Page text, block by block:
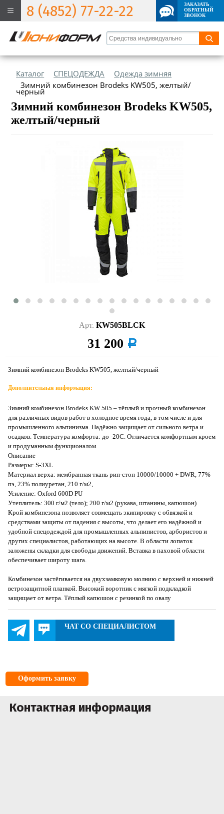
8 (4852) 77-22-22
ЗАКАЗАТЬ
ОБРАТНЫЙ
ЗВОНОК
Каталог СПЕЦОДЕЖДА
Одежда зимняя
Зимний комбинезон Brodeks KW505, желтый/
черный
Зимний комбинезон Brodeks KW505,
желтый/черный
Арт. KW505BLCK
31 200 a
Зимний комбинезон Brodeks KW505, желтый/черный
Дополнительная информация:
Зимний комбинезон Brodeks KW 505 – тёплый и прочный комбинезон
для различных видов работ в холодное время года, в том числе и для
промышленного альпинизма. Надёжно защищает от сильного ветра и
осадков. Температура комфорта: до -20С. Отличается комфортным кроем
и продуманным функционалом.
Описание
Размеры: S-3XL
Материал верха: мембранная ткань рип-стоп 10000/10000 + DWR, 77%
пэ, 23% полиуретан, 210 г/м2,
Усиление: Oxford 600D PU
Утеплитель: 300 г/м2 (тело); 200 г/м2 (рукава, штанины, капюшон)
Крой комбинезона позволяет совмещать экипировку с обвязкой и
средствами защиты от падения с высоты, что делает его надёжной и
удобной спецодеждой для промышленных альпинистов, арбористов и
других специалистов, работающих на высоте. В области лопаток
заложены складки для свободы движений. Вставка в паховой области
обеспечивает широту шага.
Комбинезон застёгивается на двухзамковую молнию с верхней и нижней
ветрозащитной планкой. Высокий воротник с мягкой подкладкой
защищает от ветра. Тёплый капюшон с резинкой по овалу
ЧАТ СО СПЕЦИАЛИСТОМ
Оформить заявку
Контактная информация